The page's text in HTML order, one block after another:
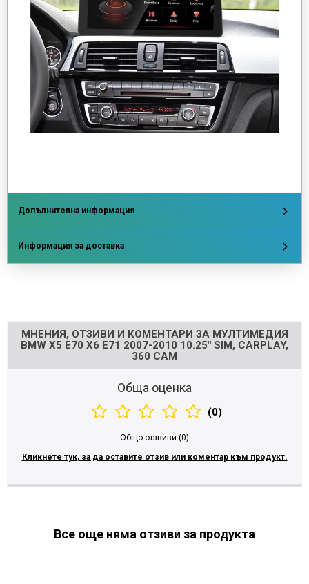
Допълнителна информация
Информация за доставка
МНЕНИЯ, ОТЗИВИ И КОМЕНТАРИ ЗА МУЛТИМЕДИЯ
BMW X5 E70 X6 E71 2007-2010 10.25" SIM, CARPLAY,
360 CAM
Обща оценка
(0)
Общо отзвиви (0)
Кликнете тук, за да оставите отзив или коментар към продукт.
Все още няма отзиви за продукта